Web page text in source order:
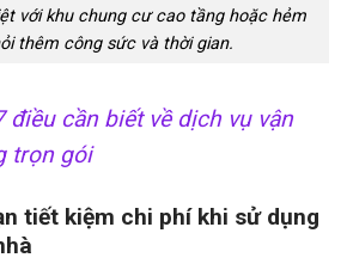
với khu chung cư cao tầng hoặc hẻm
thêm công sức và thời gian.
điều cần biết về dịch vụ vận
trọn gói
tiết kiệm chi phí khi sử dụng